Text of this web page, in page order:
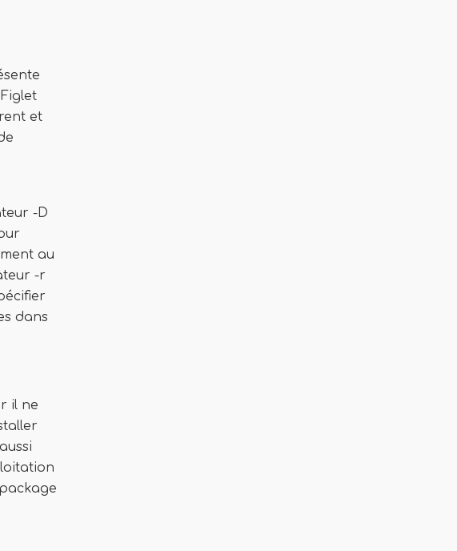
et
-D
au
-r
dans
il ne